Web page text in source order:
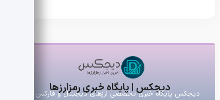
دیجکس | پایگاه خبری رمزارزها
دیجکس پایگاه خبری تخصصی ارزهای دیجیتال و فارکس است